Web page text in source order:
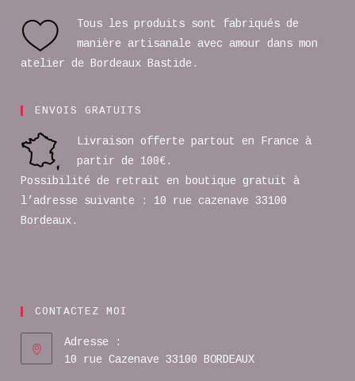
Tous les produits sont fabriqués de
manière artisanale avec amour dans mon
atelier de Bordeaux Bastide.
ENVOIS GRATUITS
Livraison offerte partout en France à
partir de 100€.
Possibilité de retrait en boutique gratuit à
l’adresse suivante : 10 rue cazenave 33100
Bordeaux.
CONTACTEZ MOI
Adresse :
10 rue Cazenave 33100 BORDEAUX